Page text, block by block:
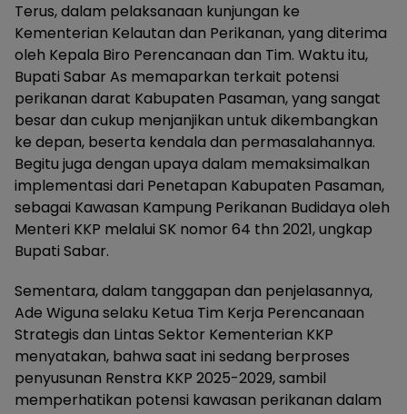
Terus, dalam pelaksanaan kunjungan ke
Kementerian Kelautan dan Perikanan, yang diterima
oleh Kepala Biro Perencanaan dan Tim. Waktu itu,
Bupati Sabar As memaparkan terkait potensi
perikanan darat Kabupaten Pasaman, yang sangat
besar dan cukup menjanjikan untuk dikembangkan
ke depan, beserta kendala dan permasalahannya.
Begitu juga dengan upaya dalam memaksimalkan
implementasi dari Penetapan Kabupaten Pasaman,
sebagai Kawasan Kampung Perikanan Budidaya oleh
Menteri KKP melalui SK nomor 64 thn 2021, ungkap
Bupati Sabar.
Sementara, dalam tanggapan dan penjelasannya,
Ade Wiguna selaku Ketua Tim Kerja Perencanaan
Strategis dan Lintas Sektor Kementerian KKP
menyatakan, bahwa saat ini sedang berproses
penyusunan Renstra KKP 2025-2029, sambil
memperhatikan potensi kawasan perikanan dalam